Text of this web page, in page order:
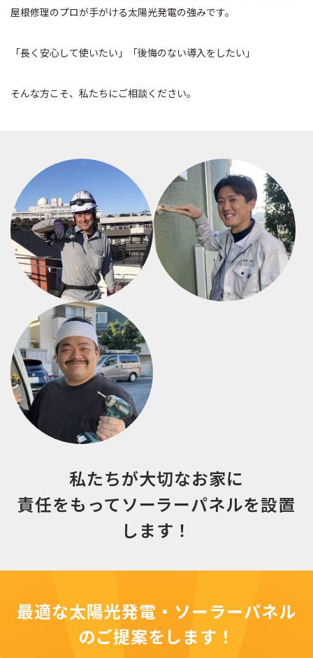
屋根修理のプロが手がける太陽光発電の強みです。
「長く安心して使いたい」「後悔のない導入をしたい」
そんな方こそ、私たちにご相談ください。
私たちが大切なお家に
責任をもってソーラーパネルを設置
します！
最適な太陽光発電・ソーラーパネル
のご提案をします！